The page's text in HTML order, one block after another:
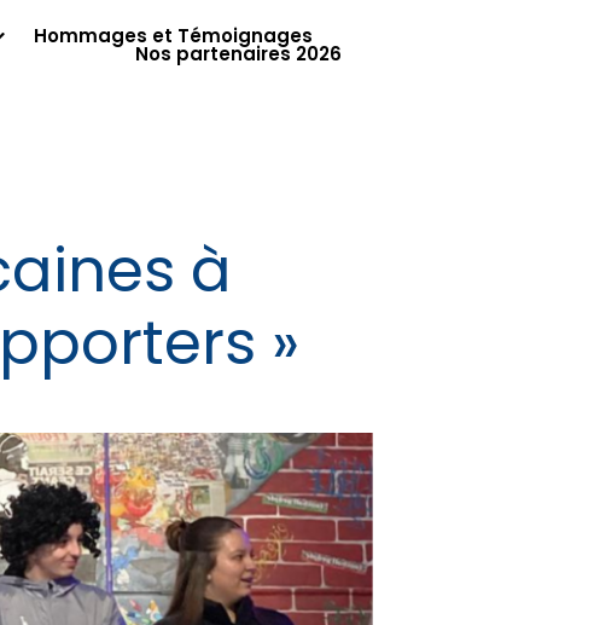
Hommages et Témoignages
Nos partenaires 2026
à
»